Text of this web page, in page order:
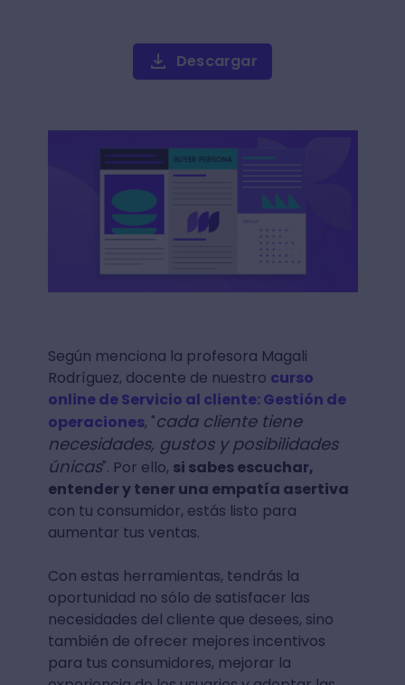
Descargar
Según menciona la profesora Magali
Rodríguez, docente de nuestro curso
online de Servicio al cliente: Gestión de
operaciones, "cada cliente tiene
necesidades, gustos y posibilidades
únicas". Por ello, si sabes escuchar,
entender y tener una empatía asertiva
con tu consumidor, estás listo para
aumentar tus ventas.
Con estas herramientas, tendrás la
oportunidad no sólo de satisfacer las
necesidades del cliente que desees, sino
también de ofrecer mejores incentivos
para tus consumidores, mejorar la